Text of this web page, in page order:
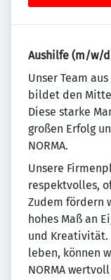
Aushilfe (m/w/
Un­se­r Team
bildet den
Diese starke
großen Erfolg
NORMA.
Unsere
re­spekt­vol­les,
Zudem fördern
ho­hes Maß an
und Krea­ti­vi­tät.
leben, können
NORMA